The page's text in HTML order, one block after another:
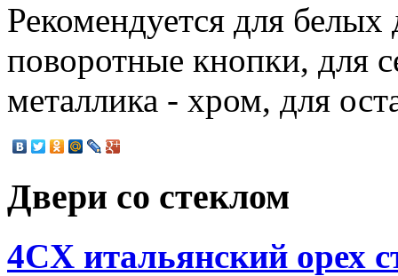
Рекомендуется для белых
поворотные кнопки, для
металлика - хром, для
Двери со стеклом
4CХ итальянский орех